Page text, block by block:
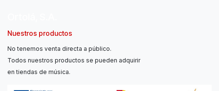
Nuestros productos
No tenemos venta directa a público.
Todos nuestros productos se pueden adquirir
en tiendas de música.